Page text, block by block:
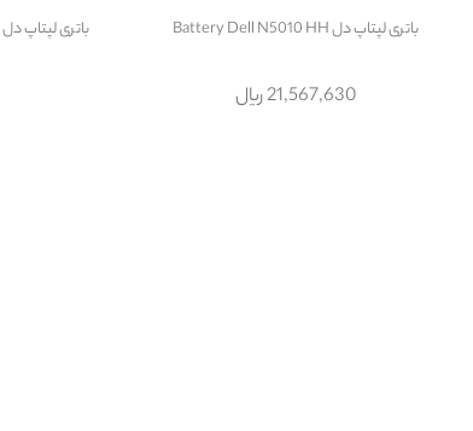
باتری لپتاپ دل Battery Dell N5010 HH
21,567,630 ریال